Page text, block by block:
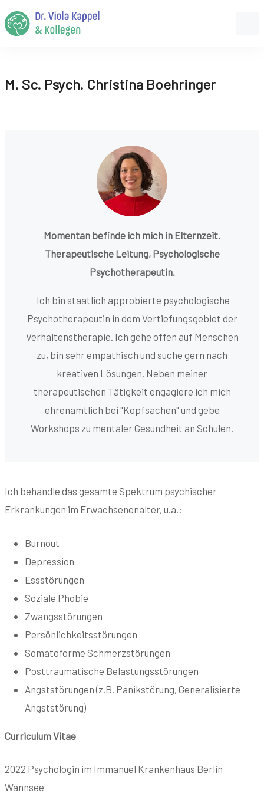
M. Sc. Psych. Christina Boehringer
Momentan befinde ich mich in Elternzeit.
Therapeutische Leitung, Psychologische
Psychotherapeutin.
Ich bin staatlich approbierte psychologische
Psychotherapeutin in dem Vertiefungsgebiet der
Verhaltenstherapie. Ich gehe offen auf Menschen
zu, bin sehr empathisch und suche gern nach
kreativen Lösungen. Neben meiner
therapeutischen Tätigkeit engagiere ich mich
ehrenamtlich bei "Kopfsachen" und gebe
Workshops zu mentaler Gesundheit an Schulen.
Ich behandle das gesamte Spektrum psychischer
Erkrankungen im Erwachsenenalter, u.a.:
Burnout
Depression
Essstörungen
Soziale Phobie
Zwangsstörungen
Persönlichkeitsstörungen
Somatoforme Schmerzstörungen
Posttraumatische Belastungsstörungen
Angststörungen (z.B. Panikstörung, Generalisierte
Angststörung)
Curriculum Vitae
2022 Psychologin im Immanuel Krankenhaus Berlin
Wannsee